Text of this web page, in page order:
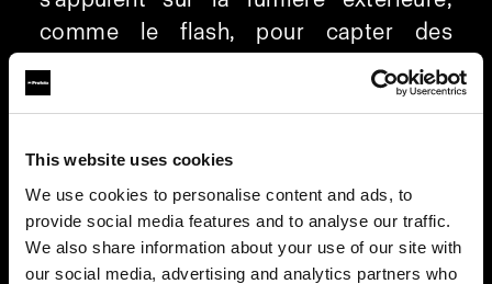
This website uses cookies
We use cookies to personalise content and ads, to
provide social media features and to analyse our traffic.
We also share information about your use of our site with
our social media, advertising and analytics partners who
comme le flash, pour capter des
images uniques. Depuis 1968, Profoto
n’a de cesse d’innover. Preuve en est
photographie au smartphone grâce à
un éclairage de qualité supérieure.
Format RAW personnalisé pour un